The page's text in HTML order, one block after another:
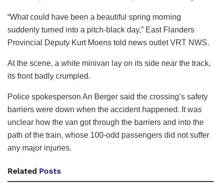
“What could have been a beautiful spring morning
suddenly turned into a pitch-black day,” East Flanders
Provincial Deputy Kurt Moens told news outlet VRT NWS.
At the scene, a white minivan lay on its side near the track,
its front badly crumpled.
Police spokesperson An Berger said the crossing’s safety
barriers were down when the accident happened. It was
unclear how the van got through the barriers and into the
path of the train, whose 100-odd passengers did not suffer
any major injuries.
Related Posts